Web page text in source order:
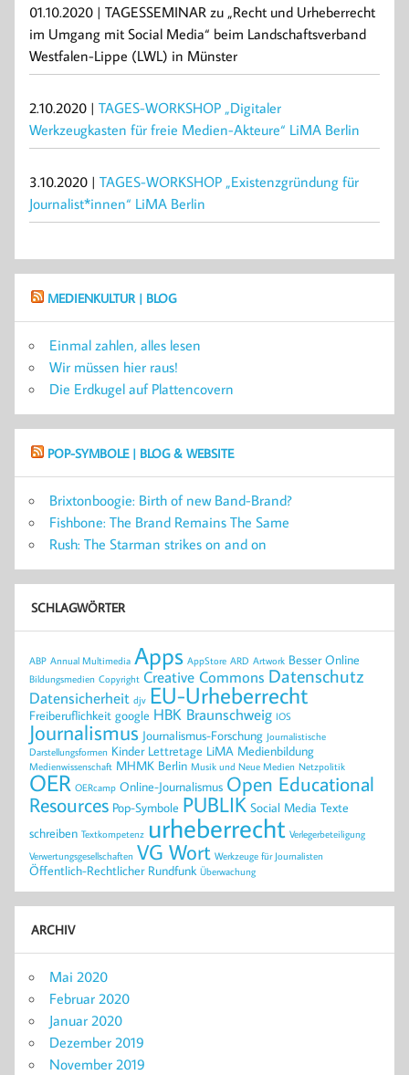
01.10.2020 | TAGESSEMINAR zu „Recht und Urheberrecht
im Umgang mit Social Media“ beim Landschaftsverband
Westfalen-Lippe (LWL) in Münster
2.10.2020 | TAGES-WORKSHOP „Digitaler
Werkzeugkasten für freie Medien-Akteure“ LiMA Berlin
3.10.2020 | TAGES-WORKSHOP „Existenzgründung für
Journalist*innen“ LiMA Berlin
MEDIENKULTUR | BLOG
Einmal zahlen, alles lesen
Wir müssen hier raus!
Die Erdkugel auf Plattencovern
POP-SYMBOLE | BLOG & WEBSITE
Brixtonboogie: Birth of new Band-Brand?
Fishbone: The Brand Remains The Same
Rush: The Starman strikes on and on
SCHLAGWÖRTER
ABP Annual Multimedia Apps AppStore ARD Artwork Besser Online
Bildungsmedien Copyright Creative Commons Datenschutz
Datensicherheit djv EU-Urheberrecht
Freiberuflichkeit google HBK Braunschweig IOS
Journalismus Journalismus-Forschung Journalistische
Darstellungsformen Kinder Lettretage LiMA Medienbildung
Medienwissenschaft MHMK Berlin Musik und Neue Medien Netzpolitik
OER OERcamp Online-Journalismus Open Educational
Resources Pop-Symbole PUBLIK Social Media Texte
schreiben Textkompetenz urheberrecht Verlegerbeteiligung
Verwertungsgesellschaften VG Wort Werkzeuge für Journalisten
Öffentlich-Rechtlicher Rundfunk Überwachung
ARCHIV
Mai 2020
Februar 2020
Januar 2020
Dezember 2019
November 2019